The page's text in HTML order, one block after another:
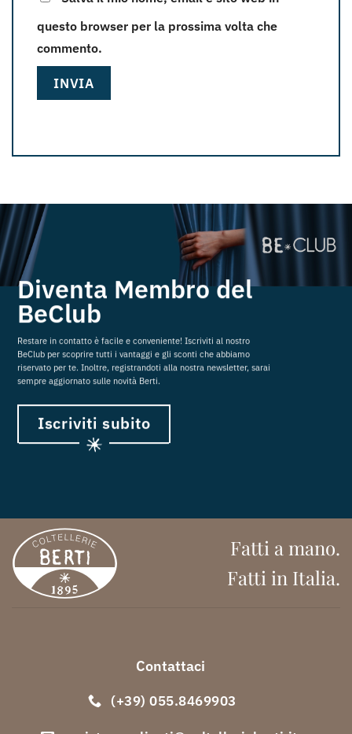
questo browser per la prossima volta che
commento.
Diventa Membro del
BeClub
Restare in contatto è facile e conveniente! Iscriviti al nostro
BeClub per scoprire tutti i vantaggi e gli sconti che abbiamo
riservato per te. Inoltre, registrandoti alla nostra newsletter, sarai
sempre aggiornato sulle novità Berti.
Iscriviti subito
Fatti a mano.
Fatti in Italia.
Contattaci
(+39) 055.8469903